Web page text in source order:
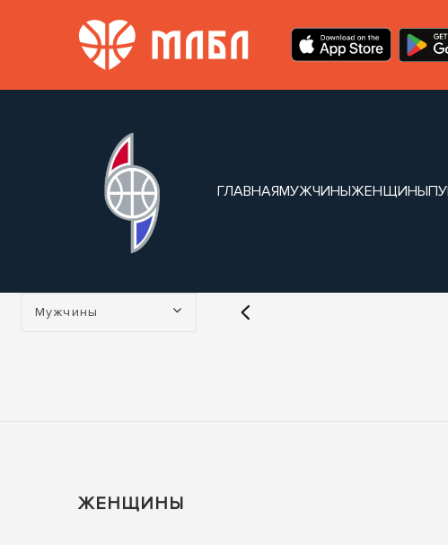
ГЛАВНАЯМУЖЧИНЫЖЕНЩИНЫ
Турнир:
Мужчины
ЖЕНЩИНЫ